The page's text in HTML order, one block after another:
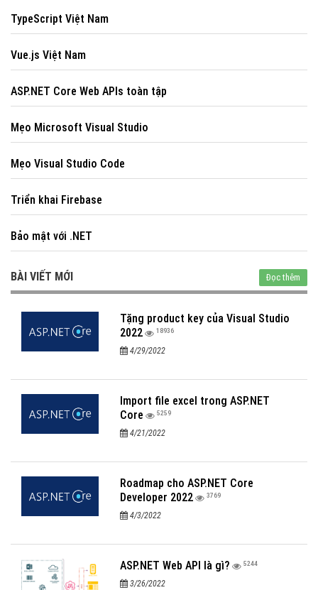
TypeScript Việt Nam
Vue.js Việt Nam
ASP.NET Core Web APIs toàn tập
Mẹo Microsoft Visual Studio
Mẹo Visual Studio Code
Triển khai Firebase
Bảo mật với .NET
BÀI VIẾT MỚI Đọc thêm
Tặng product key của Visual Studio
2022
18936
4/29/2022
Import file excel trong ASP.NET
Core
5259
4/21/2022
Roadmap cho ASP.NET Core
Developer 2022
3769
4/3/2022
ASP.NET Web API là gì? 5244
3/26/2022